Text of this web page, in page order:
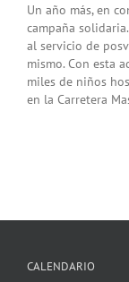
Un año más, en
campaña
al servicio de
mismo. Con esta
miles de niños
en la Carretera
CALENDARIO